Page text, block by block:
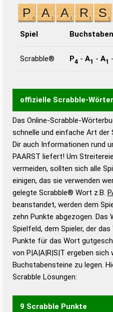
Spiel Buchstaben
Scrabble® P4 - A1 - A1 -
offizielle Scrabble-
Wortwurzel liefert mit Hilfe
Wortanalyse-Algorithmus
Wortbedeutung,
Gültigkeit eines Wortes für
bestimmen!
zugelassene
Wörterbücher sind:
Duden
Duden
Deutsch
Duden
Duden
Das Online-Scrabble-
schnelle und einfache Art der
Dir auch Informationen rund
PAARST liefert! Um
vermeiden, sollten sich alle
einigen, das sie verwenden
gelegte Scrabble® Wort z.B.
beanstandet, werden dem
zehn Punkte abgezogen. Das
Spielfeld, dem Spieler, der
Punkte für das Wort
von P|A|A|R|S|T ergeben sich
Buchstabensteine zu legen.
Scrabble Lösungen:
9 Scrabble Punkte